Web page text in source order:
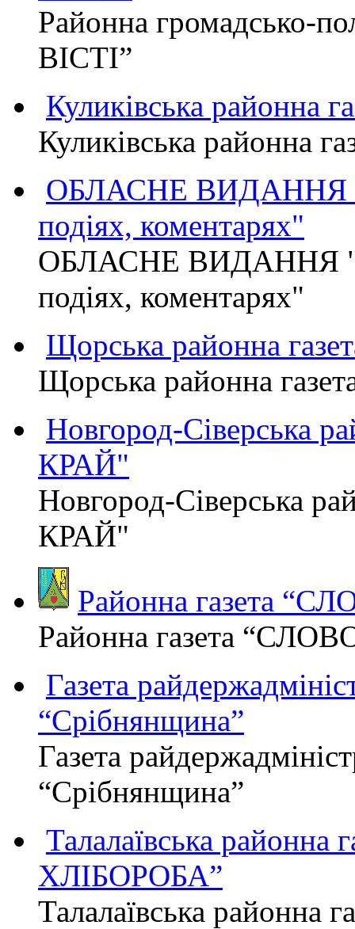
Районна громадсько-
ВІСТІ”
Куликівська районна
Куликівська районна
ОБЛАСНЕ ВИДАННЯ
подіях, коментарях"
ОБЛАСНЕ ВИДАННЯ
подіях, коментарях"
Щорська районна
Щорська районна
Новгород-Сіверська
КРАЙ"
Новгород-Сіверська
КРАЙ"
Районна газета
Районна газета
Газета
“Срібнянщина”
Газета
“Срібнянщина”
Талалаївська
ХЛІБОРОБА”
Талалаївська